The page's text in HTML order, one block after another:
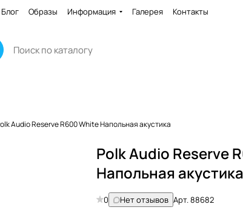
Блог Образы Информация Галерея Контакты
Audio Reserve R600 White Напольная акустика
Polk Audio Reserve
Напольная акустика
0 Нет отзывов Арт.88682